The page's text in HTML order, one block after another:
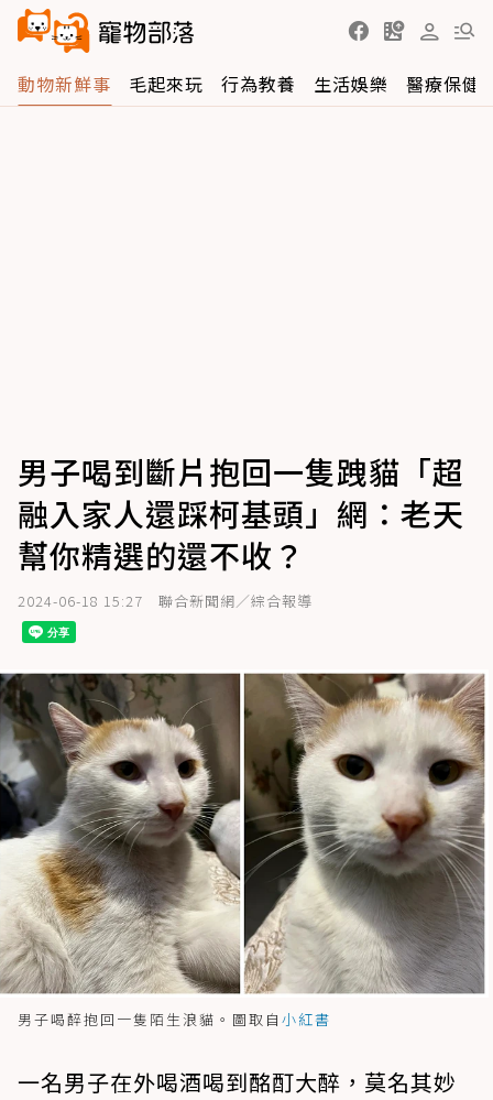
動物新鮮事 毛起來玩 行為教養 生活娛樂 醫療保健
男子喝到斷片抱回一隻跩貓「超
融入家人還踩柯基頭」網：老天
幫你精選的還不收？
2024-06-18 15:27 聯合新聞網／綜合報導
男子喝醉抱回一隻陌生浪貓。圖取自 小紅書
一名男子在外喝酒喝到酩酊大醉，莫名其妙